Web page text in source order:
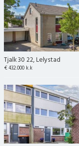
Tjalk 30 22, Lelystad
€ 432.000 k.k